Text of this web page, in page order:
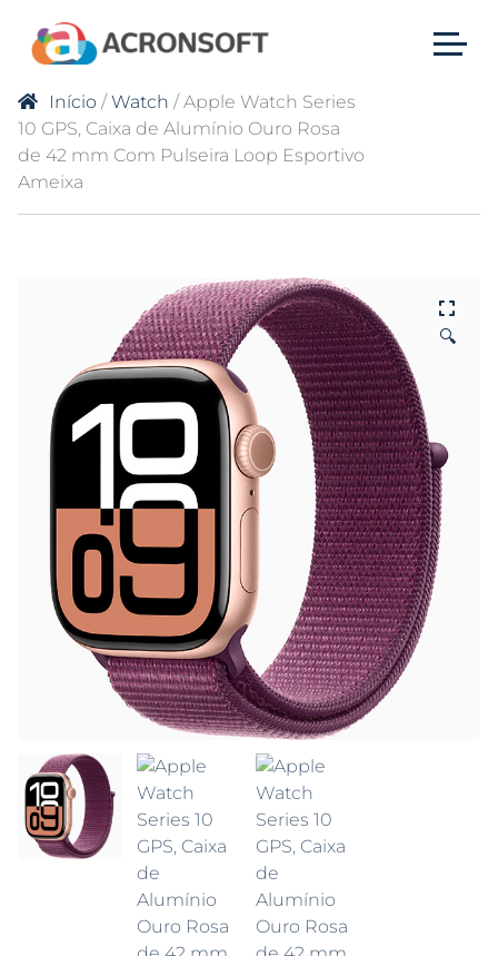
Início /Watch / Apple Watch Series
10 GPS, Caixa de Alumínio Ouro Rosa
de 42 mm Com Pulseira Loop Esportivo
Ameixa
🔍